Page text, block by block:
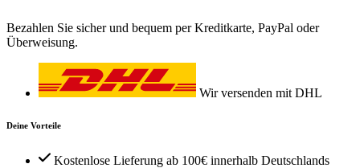
Bezahlen Sie sicher und bequem per Kreditkarte, PayPal oder
Überweisung.
Wir versenden mit DHL
Deine Vorteile
Kostenlose Lieferung ab 100€ innerhalb Deutschlands